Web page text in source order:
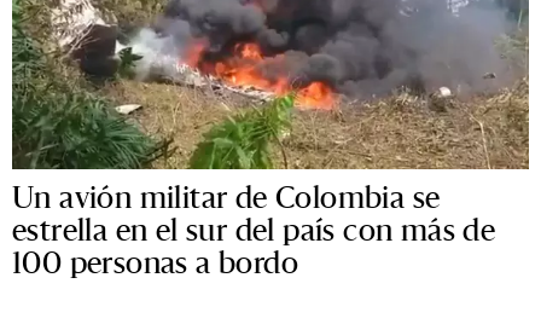
Un avión militar de Colombia se
estrella en el sur del país con más de
100 personas a bordo